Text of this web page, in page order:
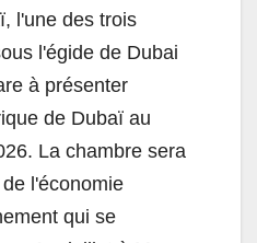
l'une des trois
l'égide de Dubai
à présenter
de Dubaï au
La chambre sera
l'économie
qui se